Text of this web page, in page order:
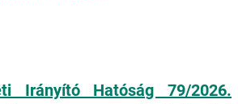
Irányító Hatóság 79/2026.